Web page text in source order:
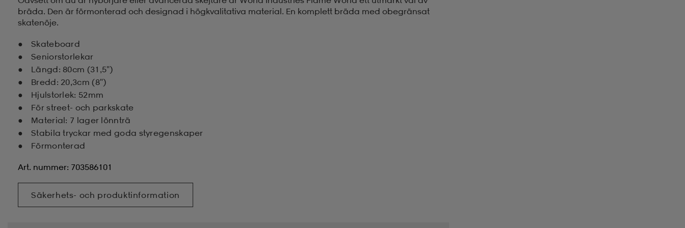
bräda. Den är förmonterad och designad i högkvalitativa material. En komplett bräda med obegränsat
skatenöje.
Skateboard
Seniorstorlekar
Längd: 80cm (31,5")
Bredd: 20,3cm (8")
Hjulstorlek: 52mm
För street- och parkskate
Material: 7 lager lönnträ
Stabila tryckar med goda styregenskaper
Förmonterad
Art. nummer: 703586101
Säkerhets- och produktinformation